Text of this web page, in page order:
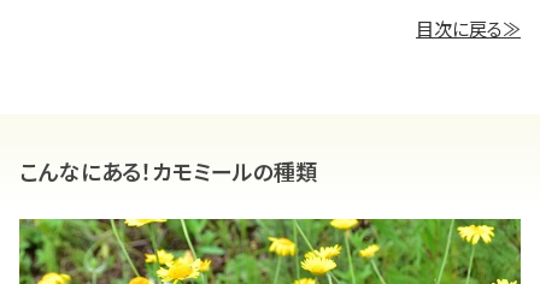
目次に戻る≫
こんなにある！カモミールの種類